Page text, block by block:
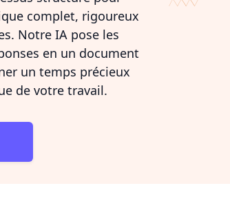
complet, rigoureux
Notre IA pose les
en un document
un temps précieux
de votre travail.